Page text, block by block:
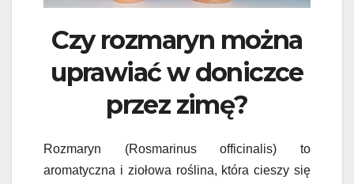
Czy rozmaryn można
uprawiać w doniczce
przez zimę?
Rozmaryn (Rosmarinus officinalis) to
aromatyczna i ziołowa roślina, która cieszy się